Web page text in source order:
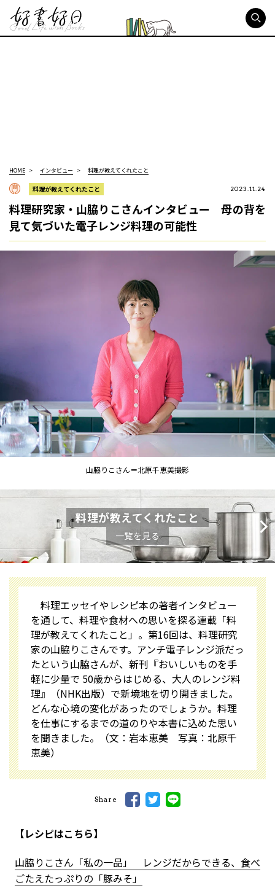
HOME インタビュー 料理が教えてくれたこと
料理が教えてくれたこと 2023.11.24
料理研究家・山脇りこさんインタビュー 母の背を
見て気づいた電子レンジ料理の可能性
山脇りこさん＝北原千恵美撮影
料理が教えてくれたこと
一覧を見る
料理エッセイやレシピ本の著者インタビュー
を通して、料理や食材への思いを探る連載「料
理が教えてくれたこと」。第16回は、料理研究
家の山脇りこさんです。アンチ電子レンジ派だっ
たという山脇さんが、新刊『おいしいものを手
軽に少量で 50歳からはじめる、大人のレンジ料
理』（NHK出版）で新境地を切り開きました。
どんな心境の変化があったのでしょうか。料理
を仕事にするまでの道のりや本書に込めた思い
を聞きました。（文：岩本恵美 写真：北原千
恵美）
Share
【レシピはこちら】
山脇りこさん「私の一品」 レンジだからできる、食べ
ごたえたっぷりの「豚みそ」